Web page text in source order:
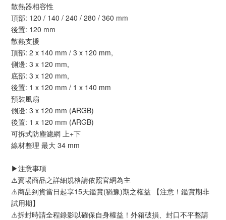
散熱器相容性
頂部: 120 / 140 / 240 / 280 / 360 mm
後置: 120 mm
散熱支援
頂部: 2 x 140 mm / 3 x 120 mm,
側邊: 3 x 120 mm,
底部: 3 x 120 mm,
後置: 1 x 120 mm / 1 x 140 mm
預裝風扇
側邊: 3 x 120 mm (ARGB)
後置: 1 x 120 mm (ARGB)
可拆式防塵濾網 上+下
線材整理 最大 34 mm
▶️注意事項
⚠️賣場商品之詳細規格請依照官網為主
⚠️商品到貨當日起享15天鑑賞(猶豫)期之權益 【注意！鑑賞期非
試用期】
⚠️拆封時請全程錄影以確保自身權益！外箱破損、封口不平整請